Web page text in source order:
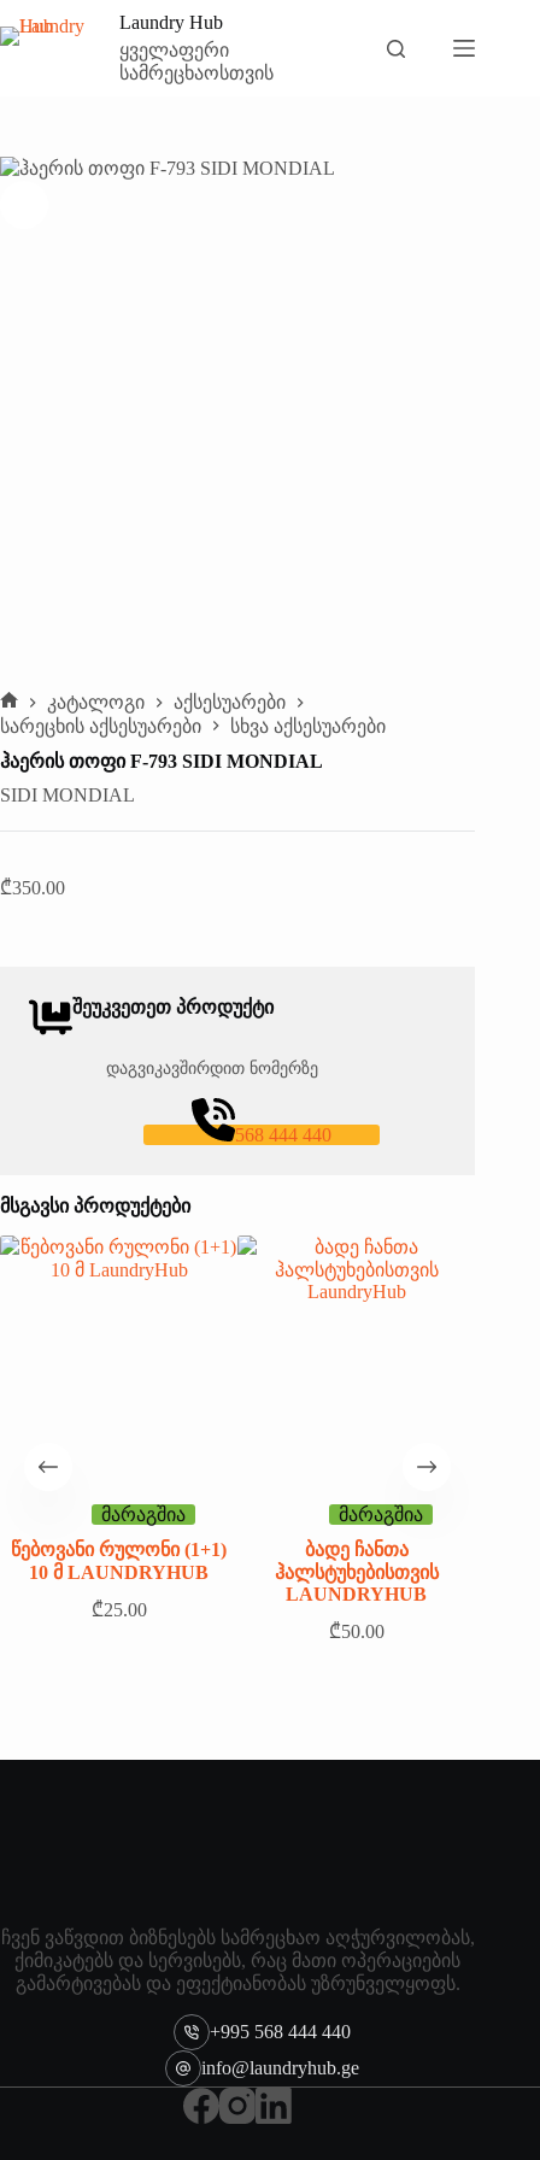
to
content
კალათაში დამატება
Laundry Hub
ყველაფერი
სამრეცხაოსთვის
მთავარი
კატალოგი
აქსესუარები
სარეცხის აქსესუარები
სხვა აქსესუარები
ᲰᲐᲔᲠᲘᲡ ᲗᲝᲤᲘ F-793 SIDI MONDIAL
SIDI MONDIAL
₾350.00
ᲨᲔᲣᲙᲕᲔᲗᲔᲗ ᲞᲠᲝᲓᲣᲥᲢᲘ
დაგვიკავშირდით ნომერზე
568 444 440
ᲛᲡᲒᲐᲕᲡᲘ ᲞᲠᲝᲓᲣᲥᲢᲔᲑᲘ
მარაგშია
ᲬᲔᲑᲝᲕᲐᲜᲘ ᲠᲣᲚᲝᲜᲘ (1+1)
10 Მ LAUNDRYHUB
₾25.00
მარაგშია
ᲑᲐᲓᲔ ᲩᲐᲜᲗᲐ
ᲰᲐᲚᲡᲢᲣᲮᲔᲑᲘᲡᲗᲕᲘᲡ
LAUNDRYHUB
₾50.00
ჩვენ ვაწვდით ბიზნესებს სამრეცხაო აღჭურვილობას,
ქიმიკატებს და სერვისებს, რაც მათი ოპერაციების
გამარტივებას და ეფექტიანობას უზრუნველყოფს.
+995 568 444 440
info@laundryhub.ge